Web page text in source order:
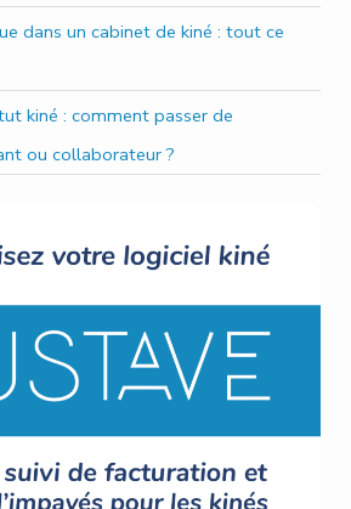
dans un cabinet de kiné : tout ce
kiné : comment passer de
ou collaborateur ?